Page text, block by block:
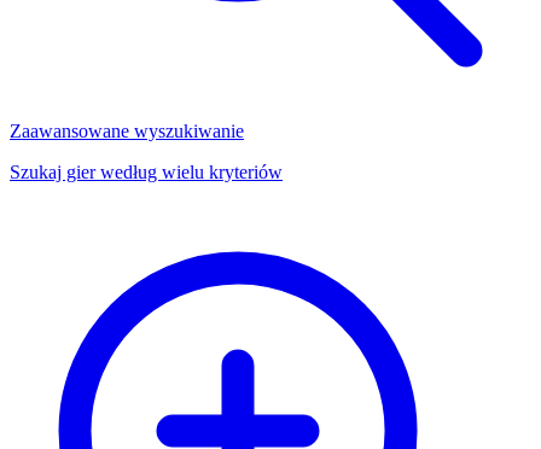
Zaawansowane wyszukiwanie
Szukaj gier według wielu kryteriów